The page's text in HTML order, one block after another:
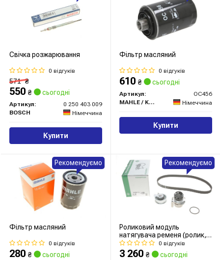
Свічка розжарювання
0 відгуків
571₴
550 ₴ сьогодні
Артикул:
0 250 403 009
BOSCH
Німеччина
Купити
Фільтр масляний
0 відгуків
610 ₴ сьогодні
Артикул:
OC456
MAHLE / KNECHT
Німеччина
Купити
Фільтр масляний
0 відгуків
280 ₴ сьогодні
Рекомендуємо
Роликовий модуль
натягувача ременя (ролик,
ремінь, помпа)0 відгуків
3 260 ₴ сьогодні
Рекомендуємо